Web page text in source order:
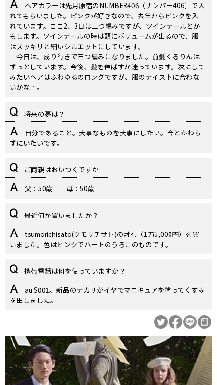
ヘアカラーは先月原宿のNUMBER406（ナンバー406）で入
れてもらいました。ピンクが好きなので、去年からピンクを入
れています。ここ2、3日は三つ編みですが、ツインテールとか
もします。ツインテールの時は頭にボリュームが出るので、服
はスッキリと細いシルエットにしています。
今日は、成り行きで三つ編みになりました。前髪くるりんは
ずっとしています。今後、髪を伸ばすか迷っています。次にして
みたいヘアはふわゆるのロングですが、服のテイストに合わな
いかな…。
将来の夢は？
自分であること。大事なものを大事にしたい。今とかわら
ずにいたいです。
ご両親はおいつくですか
父：50歳 母：50歳
最近何か買いましたか？
tsumorichisato(ツモリチサト)の財布（1万5,000円）を買
いました。色はピンクでハートのうろこのものです。
携帯電話は何を使っていますか？
au S001。新品のテカリがイヤでマニキュアを塗ってくすみ
を出しました。